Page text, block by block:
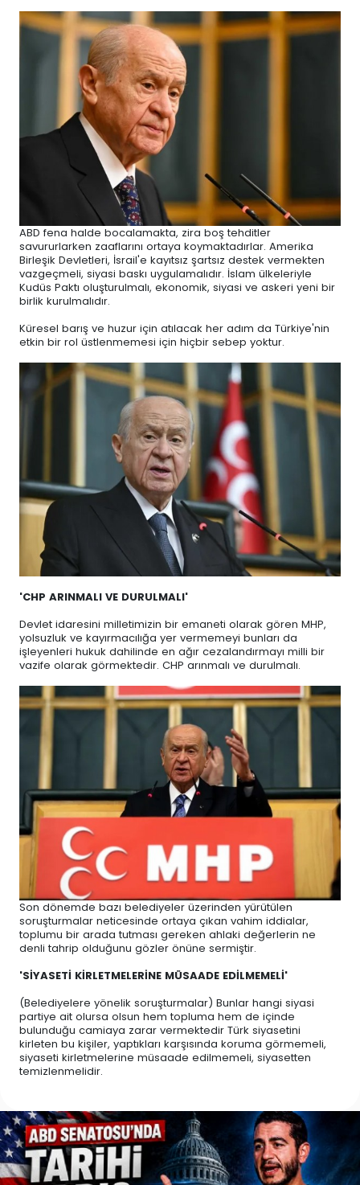
ABD fena halde bocalamakta, zira boş tehditler
savururlarken zaaflarını ortaya koymaktadırlar. Amerika
Birleşik Devletleri, İsrail'e kayıtsız şartsız destek vermekten
vazgeçmeli, siyasi baskı uygulamalıdır. İslam ülkeleriyle
Kudüs Paktı oluşturulmalı, ekonomik, siyasi ve askeri yeni bir
birlik kurulmalıdır.
Küresel barış ve huzur için atılacak her adım da Türkiye'nin
etkin bir rol üstlenmemesi için hiçbir sebep yoktur.
'CHP ARINMALI VE DURULMALI'
Devlet idaresini milletimizin bir emaneti olarak gören MHP,
yolsuzluk ve kayırmacılığa yer vermemeyi bunları da
işleyenleri hukuk dahilinde en ağır cezalandırmayı milli bir
vazife olarak görmektedir. CHP arınmalı ve durulmalı.
Son dönemde bazı belediyeler üzerinden yürütülen
soruşturmalar neticesinde ortaya çıkan vahim iddialar,
toplumu bir arada tutması gereken ahlaki değerlerin ne
denli tahrip olduğunu gözler önüne sermiştir.
'SİYASETİ KİRLETMELERİNE MÜSAADE EDİLMEMELİ'
(Belediyelere yönelik soruşturmalar) Bunlar hangi siyasi
partiye ait olursa olsun hem topluma hem de içinde
bulunduğu camiaya zarar vermektedir Türk siyasetini
kirleten bu kişiler, yaptıkları karşısında koruma görmemeli,
siyaseti kirletmelerine müsaade edilmemeli, siyasetten
temizlenmelidir.